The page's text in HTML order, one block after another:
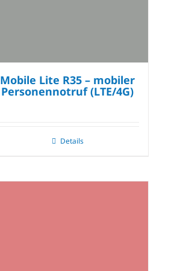
Mobile Lite R35 – mobiler
Personennotruf (LTE/4G)
Details